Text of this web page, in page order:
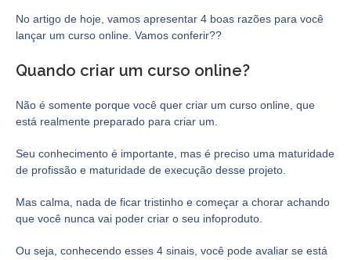
No artigo de hoje, vamos apresentar 4 boas razões para você
lançar um curso online. Vamos conferir??
Quando criar um curso online?
Não é somente porque você quer criar um curso online, que
está realmente preparado para criar um.
Seu conhecimento é importante, mas é preciso uma maturidade
de profissão e maturidade de execução desse projeto.
Mas calma, nada de ficar tristinho e começar a chorar achando
que você nunca vai poder criar o seu infoproduto.
Ou seja, conhecendo esses 4 sinais, você pode avaliar se está